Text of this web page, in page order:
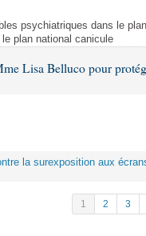
psychiatriques dans le
plan national canicule
Lisa Belluco pour
la surexposition aux
1 2 3